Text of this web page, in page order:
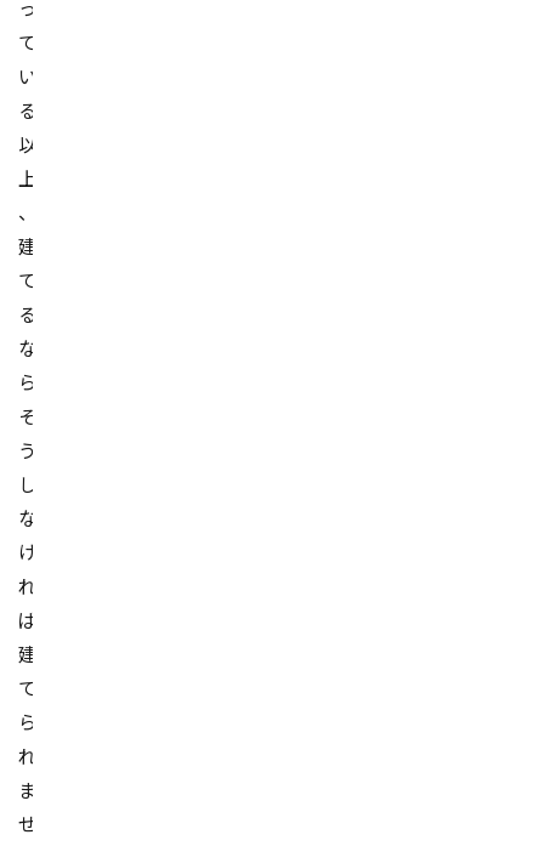
っ
て
い
る
以
上
、
建
て
る
な
ら
そ
う
し
な
け
れ
ば
建
て
ら
れ
ま
せ